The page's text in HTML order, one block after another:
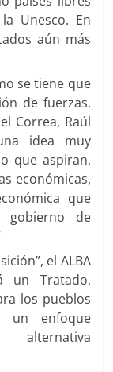
Unesco. En
aún más
se tiene que
de fuerzas.
Correa, Raúl
idea muy
que aspiran,
económicas,
que
gobierno de
el ALBA
un Tratado,
los pueblos
un enfoque